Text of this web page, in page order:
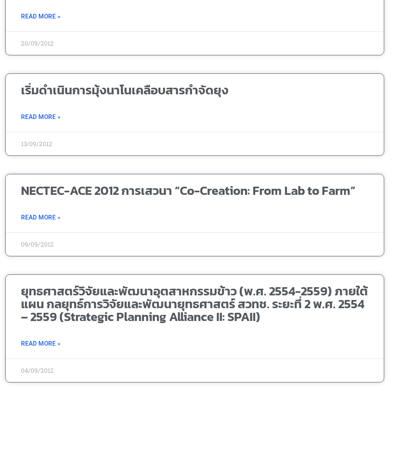
READ MORE »
20/09/2012
เริ่มดำเนินการมุ้งนาโนเคลือบสารกำจัดยุง
READ MORE »
13/09/2012
NECTEC-ACE 2012 การเสวนา “Co-Creation: From Lab to Farm”
READ MORE »
09/09/2012
ยุทธศาสตร์วิจัยและพัฒนาอุตสาหกรรมข้าว (พ.ศ. 2554-2559) ภายใต้
แผน กลยุทธ์การวิจัยและพัฒนายุทธศาสตร์ สวทช. ระยะที่ 2 พ.ศ. 2554
– 2559 (Strategic Planning Alliance II: SPAII)
READ MORE »
04/09/2012